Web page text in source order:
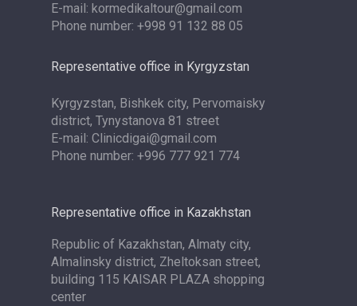
Representative office in Kyrgyzstan
E-mail: kormedikaltour@gmail.com
Phone number: +998 91 132 88 05
Kyrgyzstan, Bishkek city, Pervomaisky
district, Tynystanova 81 street
E-mail: Clinicdigai@gmail.com
Phone number: +996 777 921 774
Representative office in Kazakhstan
Republic of Kazakhstan, Almaty city,
Almalinsky district, Zheltoksan street,
building 115 KAISAR PLAZA shopping
center